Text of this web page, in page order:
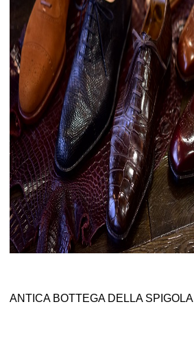
ANTICA BOTTEGA DELLA SPIGOLA